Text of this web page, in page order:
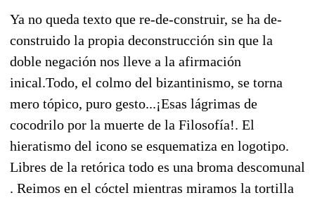
Ya no queda texto que re-de-construir, se ha de-
construido la propia deconstrucción sin que la
doble negación nos lleve a la afirmación
inical.Todo, el colmo del bizantinismo, se torna
mero tópico, puro gesto...¡Esas lágrimas de
cocodrilo por la muerte de la Filosofía!. El
hieratismo del icono se esquematiza en logotipo.
Libres de la retórica todo es una broma descomunal
. Reimos en el cóctel mientras miramos la tortilla